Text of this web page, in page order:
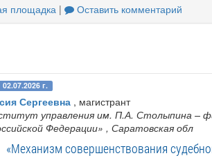
площадка | Оставить комментарий
г.
Сергеевна , магистрант
управления им. П.А. Столыпина –
Федерации» , Саратовская обл
«Механизм совершенствования